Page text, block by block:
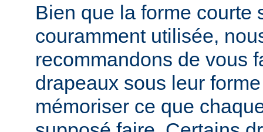
Bien que la forme courte
couramment utilisée,
recommandons de vous
drapeaux sous leur
mémoriser ce que